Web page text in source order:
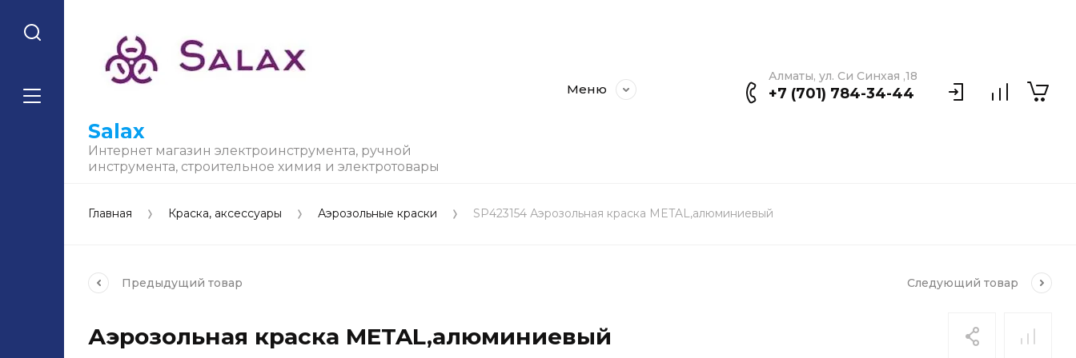
Salax
Интернет магазин электроинструмента, ручной
инструмента, строительное химия и электротовары
Меню
Алматы, ул. Си Синхая ,18
+7 (701) 784-34-44
Главная Краска, аксессуары Аэрозольные краски SP423154 Аэрозольная краска METAL,алюминиевый
Предыдущий товар Следующий товар
Аэрозольная краска METAL,алюминиевый